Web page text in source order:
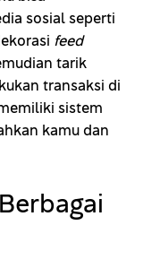
sosial seperti
feed
tarik
transaksi di
sistem
kamu dan